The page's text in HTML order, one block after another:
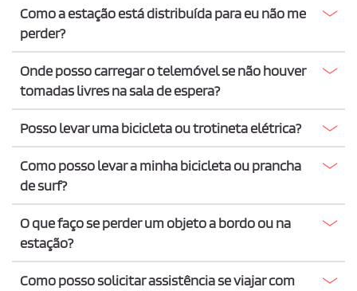
Como a estação está distribuída para eu não me
perder?
Onde posso carregar o telemóvel se não houver
tomadas livres na sala de espera?
Posso levar uma bicicleta ou trotineta elétrica?
Como posso levar a minha bicicleta ou prancha
de surf?
O que faço se perder um objeto a bordo ou na
estação?
Como posso solicitar assistência se viajar com